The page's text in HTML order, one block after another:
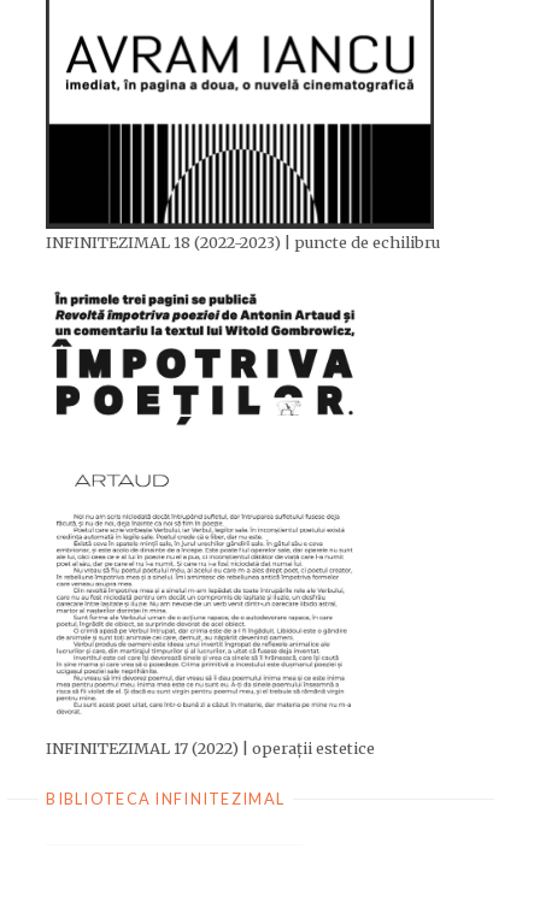
INFINITEZIMAL 18 (2022-2023) | puncte de echilibru
INFINITEZIMAL 17 (2022) | operații estetice
BIBLIOTECA INFINITEZIMAL